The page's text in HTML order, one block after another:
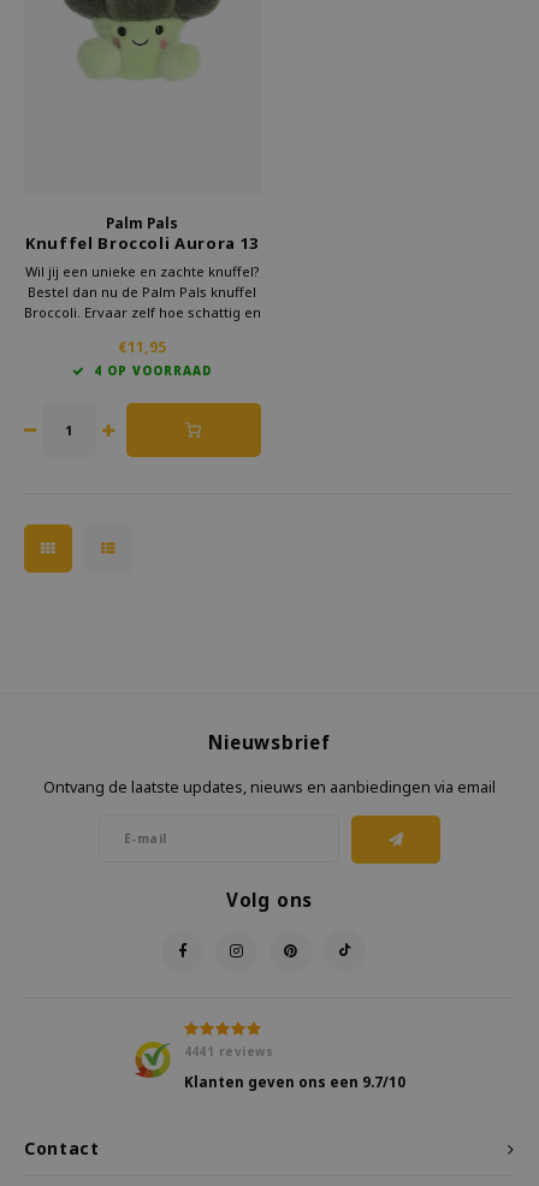
Palm Pals
Knuffel Broccoli Aurora 13
cm
Wil jij een unieke en zachte knuffel?
Bestel dan nu de Palm Pals knuffel
Broccoli. Ervaar zelf hoe schattig en
geef jezelf of een ander een vrolijk
knuffelvriendje. Bestel vandaag
€11,95
4 OP VOORRAAD
Contact
Nieuwsbrief
Ontvang de laatste updates, nieuws en aanbiedingen via email
Volg ons
4441 reviews
Klanten geven ons een 9.7/10